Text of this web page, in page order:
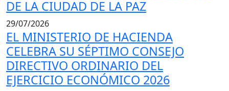
DE LA CIUDAD DE LA PAZ
29/07/2026
EL MINISTERIO DE HACIENDA
CELEBRA SU SÉPTIMO CONSEJO
DIRECTIVO ORDINARIO DEL
EJERCICIO ECONÓMICO 2026